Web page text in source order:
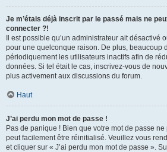
Je m’étais déjà inscrit par le passé mais ne
connecter ?!
Il est possible qu’un administrateur ait désactivé
pour une quelconque raison. De plus, beaucoup
périodiquement les utilisateurs inactifs afin de
données. Si tel était le cas, inscrivez-vous de
plus activement aux discussions du forum.
Haut
J’ai perdu mon mot de passe !
Pas de panique ! Bien que votre mot de passe ne
peut facilement être réinitialisé. Veuillez vous
et cliquer sur « J’ai perdu mon mot de passe ».